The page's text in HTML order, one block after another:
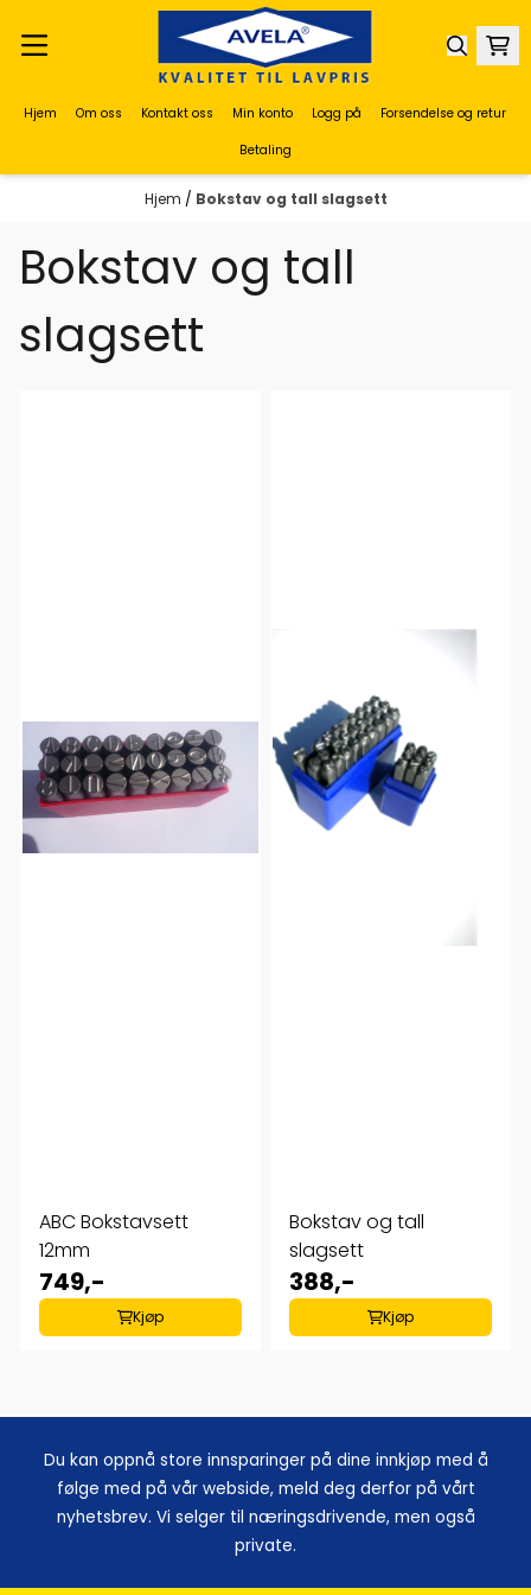
Hjem Om oss Kontakt oss Min konto Logg på Forsendelse og retur
Betaling
Hjem / Bokstav og tall slagsett
Bokstav og tall
slagsett
ABC Bokstavsett
12mm
749,-
Kjøp
Bokstav og tall
slagsett
388,-
Kjøp
Du kan oppnå store innsparinger på dine innkjøp med å
følge med på vår webside, meld deg derfor på vårt
nyhetsbrev. Vi selger til næringsdrivende, men også
private.